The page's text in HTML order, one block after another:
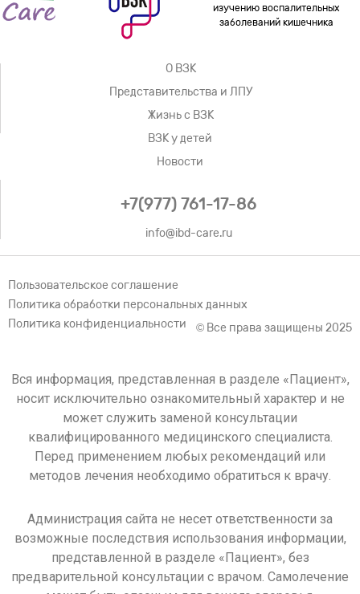
изучению воспалительных
заболеваний кишечника
О ВЗК
Представительства и ЛПУ
Жизнь с ВЗК
ВЗК у детей
Новости
+7(977) 761-17-86
info@ibd-care.ru
Пользовательское соглашение
Политика обработки персональных данных
Политика конфиденциальности
© Все права защищены 2025
Вся информация, представленная в разделе «Пациент»,
носит исключительно ознакомительный характер и не
может служить заменой консультации
квалифицированного медицинского специалиста.
Перед применением любых рекомендаций или
методов лечения необходимо обратиться к врачу.
Администрация сайта не несет ответственности за
возможные последствия использования информации,
представленной в разделе «Пациент», без
предварительной консультации с врачом. Самолечение